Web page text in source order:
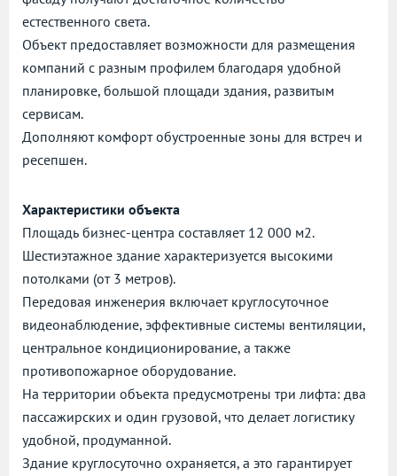
естественного света.
Объект предоставляет возможности для размещения
компаний с разным профилем благодаря удобной
планировке, большой площади здания, развитым
сервисам.
Дополняют комфорт обустроенные зоны для встреч и
ресепшен.
Характеристики объекта
Площадь бизнес-центра составляет 12 000 м2.
Шестиэтажное здание характеризуется высокими
потолками (от 3 метров).
Передовая инженерия включает круглосуточное
видеонаблюдение, эффективные системы вентиляции,
центральное кондиционирование, а также
противопожарное оборудование.
На территории объекта предусмотрены три лифта: два
пассажирских и один грузовой, что делает логистику
удобной, продуманной.
Здание круглосуточно охраняется, а это гарантирует